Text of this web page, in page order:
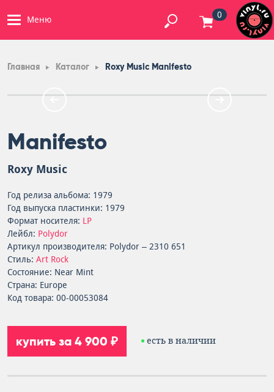
Меню 0
Главная Каталог Roxy Music Manifesto
Manifesto
Roxy Music
Год релиза альбома: 1979
Год выпуска пластинки: 1979
Формат носителя: LP
Лейбл: Polydor
Артикул производителя: Polydor – 2310 651
Стиль: Art Rock
Состояние: Near Mint
Страна: Europe
Код товара: 00-00053084
купить за 4 900 ₽ есть в наличии